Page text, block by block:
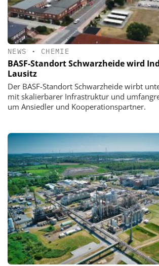
NEWS • CHEMIE
BASF-Standort Schwarzheide wird
Lausitz
Der BASF-Standort Schwarzheide wirbt
mit skalierbarer Infrastruktur und
um Ansiedler und Kooperationspartner.